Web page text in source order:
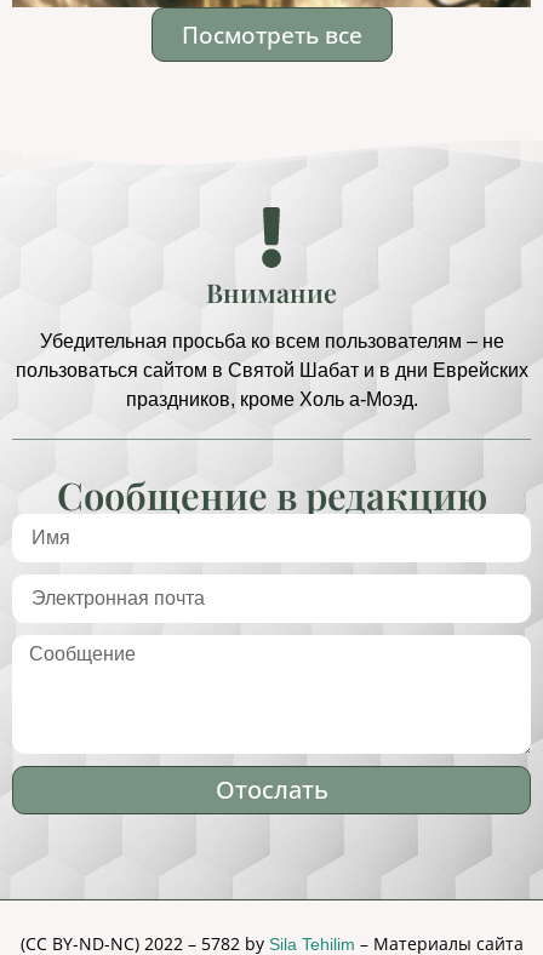
Посмотреть все
Внимание
Убедительная просьба ко всем пользователям – не
пользоваться сайтом в Святой Шабат и в дни Еврейских
праздников, кроме Холь а-Моэд.
Сообщение в редакцию
Отослать
(CC BY-ND-NC) 2022 – 5782 by Sila Tehilim – Материалы сайта